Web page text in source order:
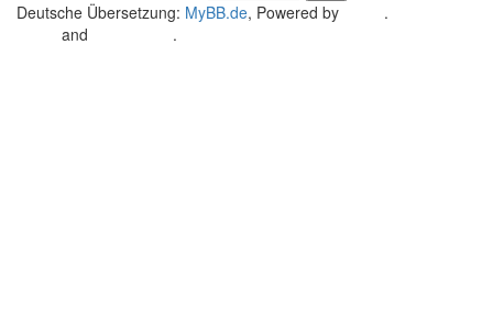
Deutsche Übersetzung: MyBB.de, Powered by .
and .